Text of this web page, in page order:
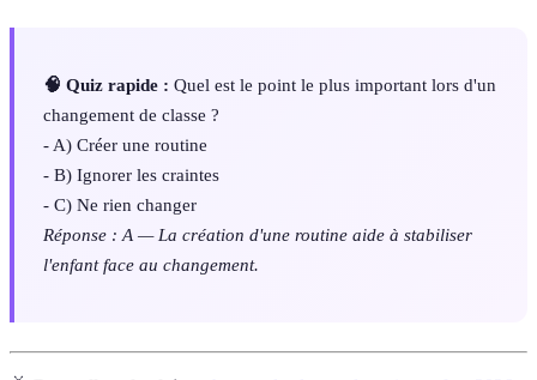
🧠 Quiz rapide : Quel est le point le plus important lors d'un
changement de classe ?
- A) Créer une routine
- B) Ignorer les craintes
- C) Ne rien changer
Réponse : A — La création d'une routine aide à stabiliser
l'enfant face au changement.